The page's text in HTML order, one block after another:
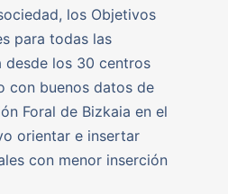
los Objetivos
para todas las
desde los 30 centros
con buenos datos de
Foral de Bizkaia en el
orientar e insertar
con menor inserción